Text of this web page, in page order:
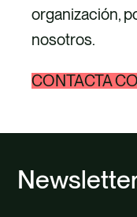
organización,
nosotros.
CONTACTA